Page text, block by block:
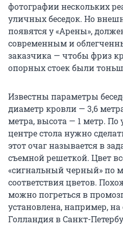
фотографии нескольких
уличных беседок. Но
появятся у «Арены»,
современным и
заказчика — чтобы фриз
опорных стоек были
Известны параметры
диаметр кровли — 3,6
метра, высота — 1 метр. По
центре стола нужно
этот очаг называется в
съемной решеткой. Цвет
«сигнальный черный» по
соответствия цветов.
можно погреться в
установлена, например, на
Голландия в Санкт-